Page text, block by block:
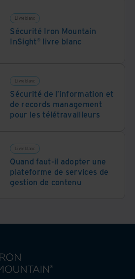
Livre blanc
Sécurité Iron Mountain
InSight® livre blanc
Livre blanc
Sécurité de l’information et
de records management
pour les télétravailleurs
Livre blanc
Quand faut-il adopter une
plateforme de services de
gestion de contenu